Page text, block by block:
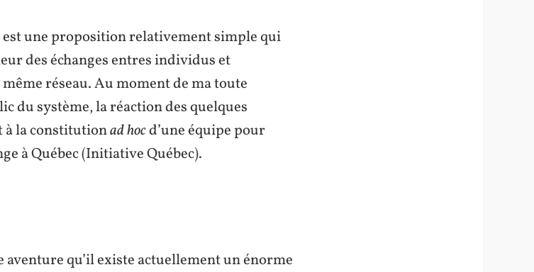
est une proposition relativement simple qui
des échanges entres individus et
réseau. Au moment de ma toute
du système, la réaction des quelques
à la constitutionad hocd’une équipe pour
à Québec (Initiative Québec).
aventure qu’il existe actuellement un énorme